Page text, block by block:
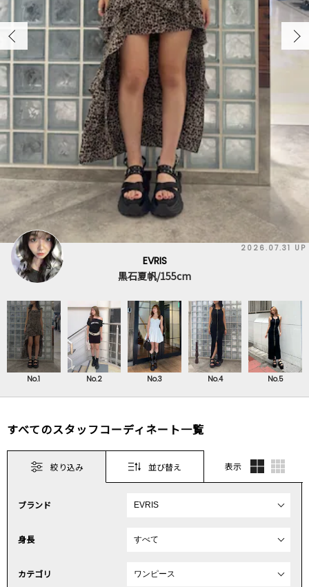
UP
原田玲奈/153cm
No.1 No.2 No.3 No.4 No.5
すべてのスタッフコーディネート一覧
絞り込み 並び替え 表示
ブランド
身長
カテゴリ